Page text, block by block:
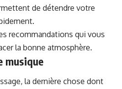
de détendre votre
recommandations qui vous
la bonne atmosphère.
musique
la dernière chose dont